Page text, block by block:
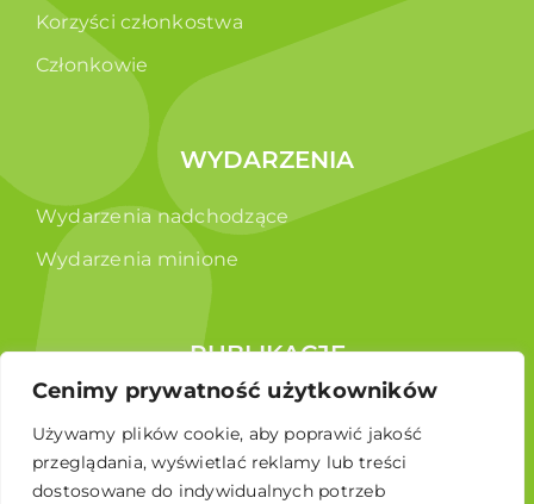
Cenimy prywatność użytkowników
Używamy plików cookie, aby poprawić jakość
przeglądania, wyświetlać reklamy lub treści
dostosowane do indywidualnych potrzeb
Korzyści członkostwa
Członkowie
WYDARZENIA
Wydarzenia nadchodzące
Wydarzenia minione
PUBLIKACJE
Raporty
Broszura edukacyjna